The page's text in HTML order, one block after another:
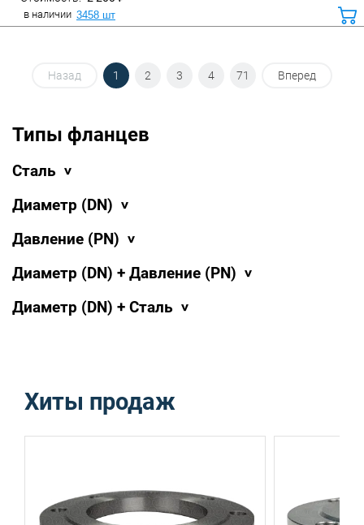
в наличии 3458 шт
Назад 1 2 3 4 71 Вперед
Типы фланцев
Сталь
Диаметр (DN)
Давление (PN)
Диаметр (DN) + Давление (PN)
Диаметр (DN) + Сталь
Хиты продаж